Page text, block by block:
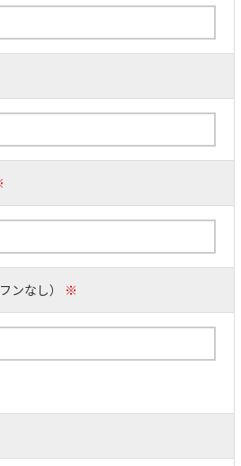
ンなし） ※